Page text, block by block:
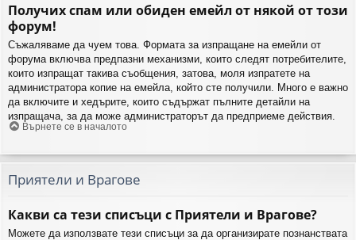
Получих спам или обиден емейл от някой от този
форум!
Съжаляваме да чуем това. Формата за изпращане на емейли от
форума включва предпазни механизми, които следят потребителите,
които изпращат такива съобщения, затова, моля изпратете на
администратора копие на емейла, който сте получили. Много е важно
да включите и хедърите, които съдържат пълните детайли на
изпращача, за да може администраторът да предприеме действия.
Върнете се в началото
Приятели и Врагове
Какви са тези списъци с Приятели и Врагове?
Можете да използвате тези списъци за да организирате познанствата